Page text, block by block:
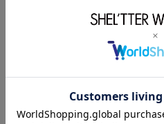
BOWL
柏谷梢
163cm